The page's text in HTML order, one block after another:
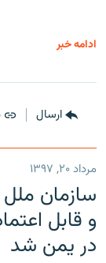
ادامه خبر
ارسال
مرداد ۲۰, ۱۳۹۷
سازمان
و قابل
در یمن شد